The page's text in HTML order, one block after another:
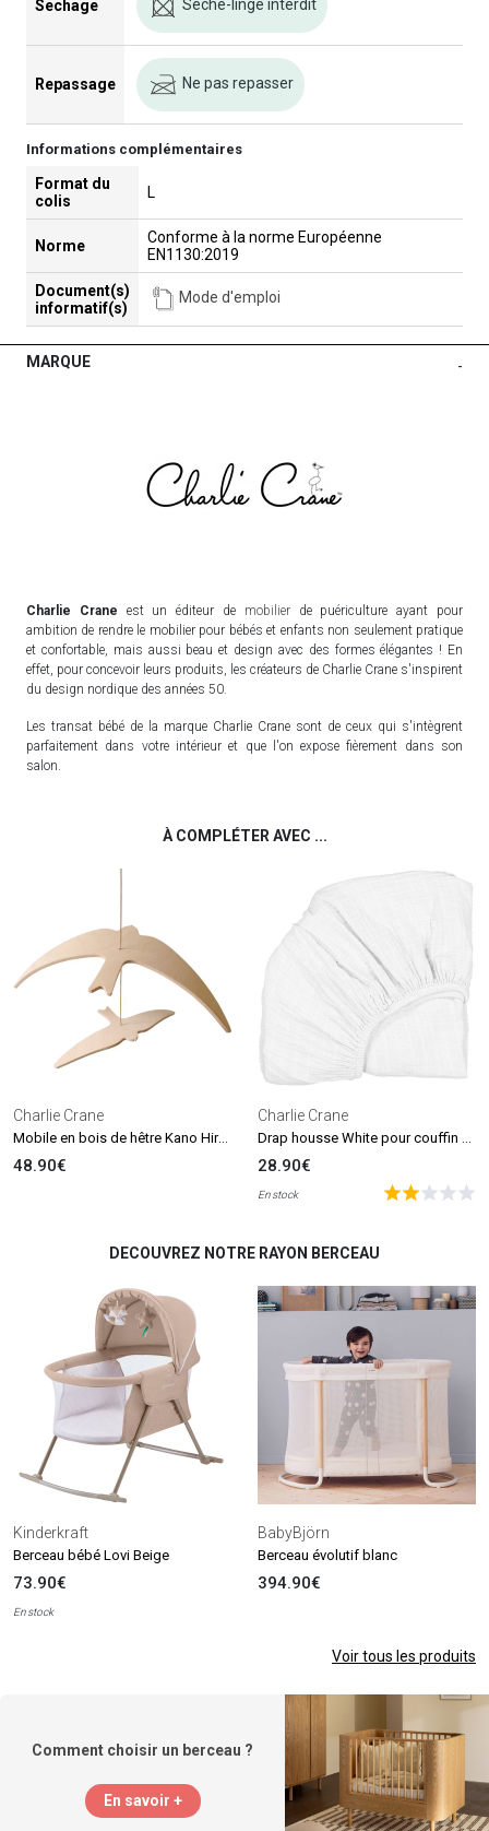
Sechage Séche-linge interdit
Repassage Ne pas repasser
Informations complémentaires
Format du
colis
L
Norme
Conforme à la norme Européenne
EN1130:2019
Document(s)
informatif(s)
Mode d'emploi
MARQUE -
Charlie Crane est un éditeur de mobilierde puériculture ayant pour
ambition de rendre le mobilier pour bébés et enfants non seulement pratique
et confortable, mais aussi beau et design avec des formes élégantes ! En
effet, pour concevoir leurs produits, les créateurs de Charlie Crane s'inspirent
du design nordique des années 50.
Les transat bébé de la marque Charlie Crane sont de ceux qui s'intègrent
parfaitement dans votre intérieur et que l'on expose fièrement dans son
salon.
À COMPLÉTER AVEC ...
Charlie Crane
Mobile en bois de hêtre Kano Hirondelles
48.90€
Charlie Crane
28.90€
En stock
DECOUVREZ NOTRE RAYON BERCEAU
Kinderkraft
Berceau bébé Lovi Beige
73.90€
En stock
BabyBjörn
Berceau évolutif blanc
394.90€
Voir tous les produits
Comment choisir un berceau ?
En savoir +